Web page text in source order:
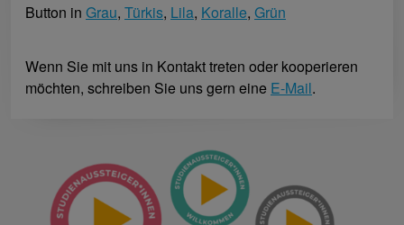
Button in Grau, Türkis, Lila, Koralle, Grün
Wenn Sie mit uns in Kontakt treten oder kooperieren
möchten, schreiben Sie uns gern eine E-Mail.